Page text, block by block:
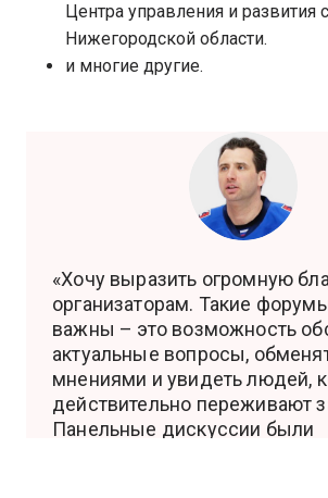
Центра управления и развития
Нижегородской области.
и многие другие.
«Хочу выразить огромную
организаторам. Такие
важны – это возможность
актуальные вопросы,
мнениями и увидеть людей,
действительно переживают
Панельные дискуссии были